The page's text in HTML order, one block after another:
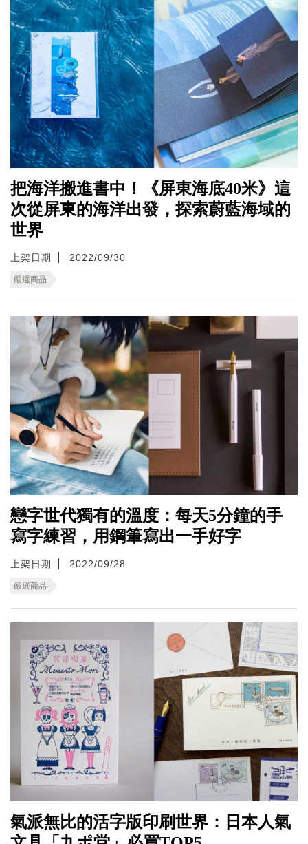
把海洋搬進書中！《屏東海底40米》這
次從屏東的海洋出發，探索蔚藍海域的
世界
上架日期 2022/09/30
嚴選商品
戀字世代獨有的溫度：每天5分鐘的手
寫字練習，用鋼筆寫出一手好字
上架日期 2022/09/28
嚴選商品
氣派無比的活字版印刷世界：日本人氣